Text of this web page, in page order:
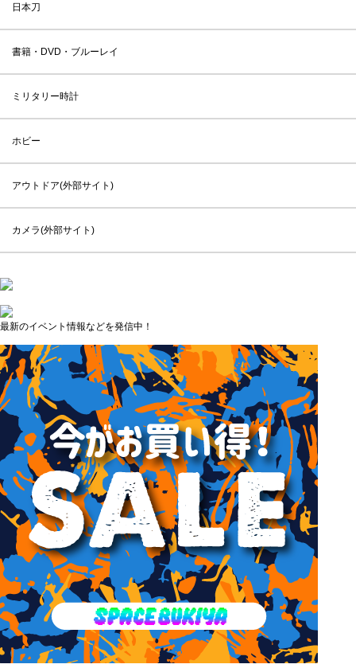
日本刀
書籍・DVD・ブルーレイ
ミリタリー時計
ホビー
アウトドア(外部サイト)
カメラ(外部サイト)
最新のイベント情報などを発信中！